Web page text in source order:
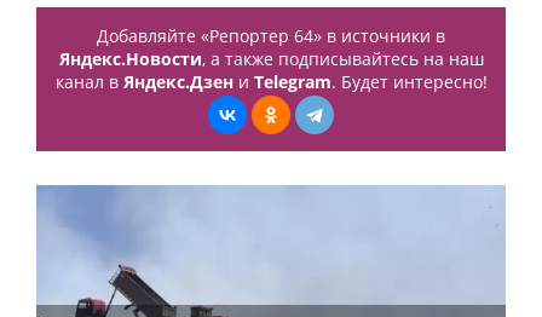
Добавляйте «Репортер 64» в источники в
Яндекс.Новости, а также подписывайтесь на наш
канал в Яндекс.Дзени Telegram. Будет интересно!